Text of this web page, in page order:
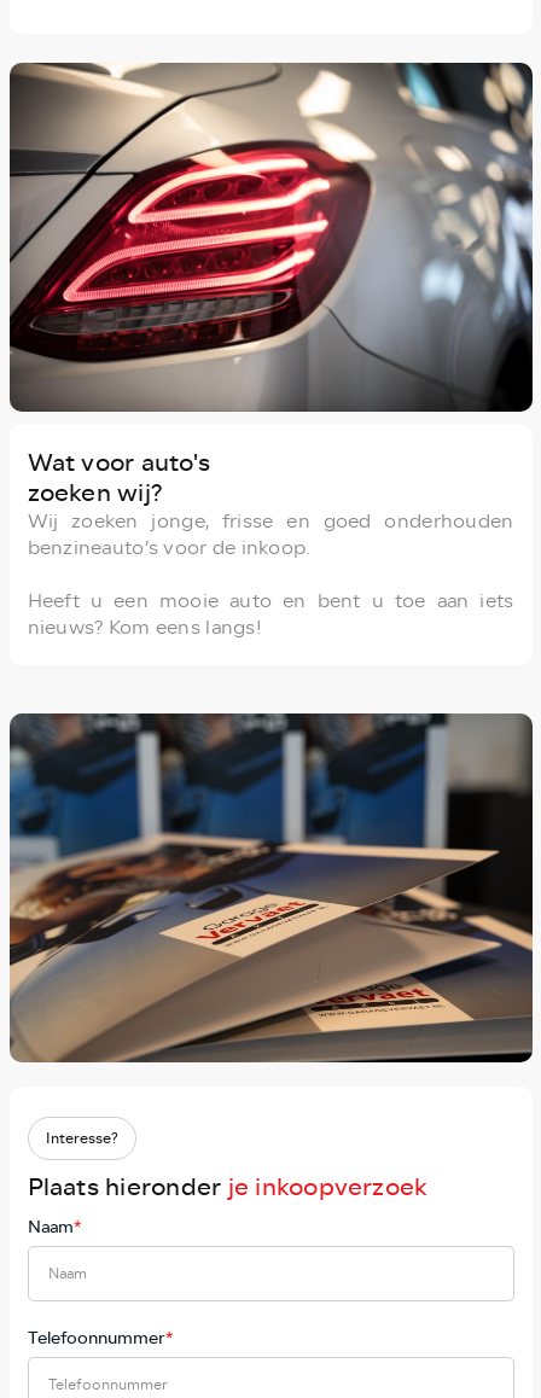
Wat voor auto's
zoeken wij?
Wij zoeken jonge, frisse en goed onderhouden
benzineauto’s voor de inkoop.
Heeft u een mooie auto en bent u toe aan iets
nieuws? Kom eens langs!
Interesse?
Plaats hieronder je inkoopverzoek
Naam*
Telefoonnummer*